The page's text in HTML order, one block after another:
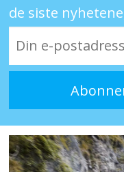
de siste